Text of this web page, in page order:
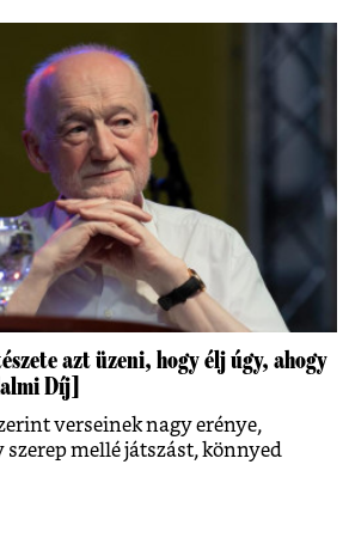
azt üzeni, hogy élj úgy, ahogy
Díj]
verseinek nagy erénye,
szerep mellé játszást, könnyed